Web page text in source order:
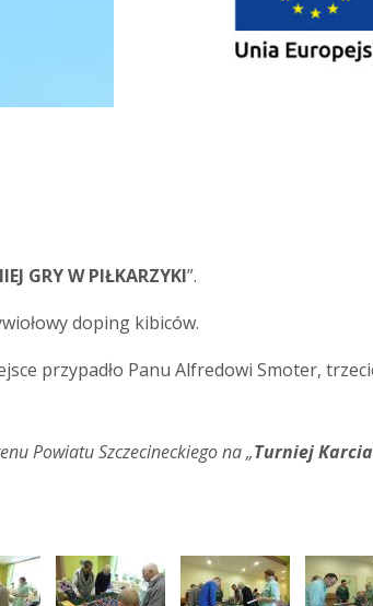
GRY W PIŁKARZYKI”.
doping kibiców.
przypadło Panu Alfredowi Smoter,
Powiatu Szczecineckiego na „Turniej